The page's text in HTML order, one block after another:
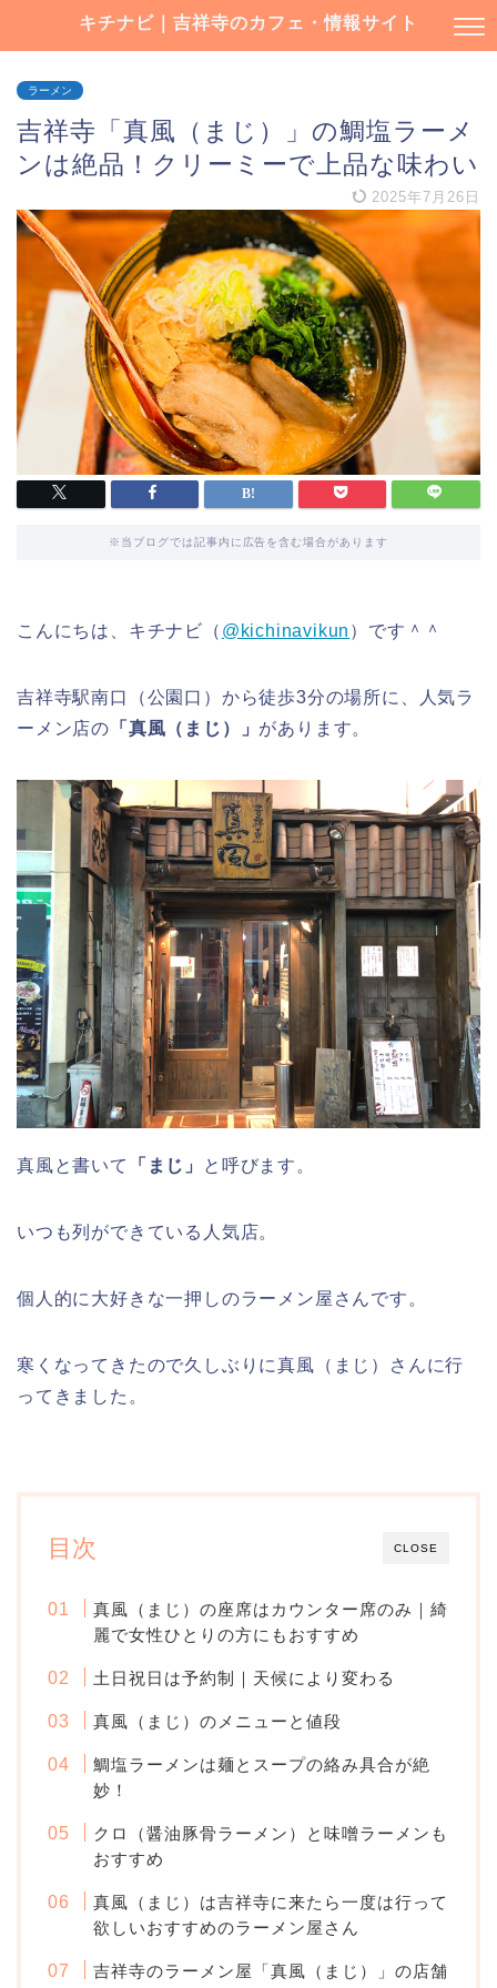
キチナビ｜吉祥寺のカフェ・情報サイト
ラーメン
吉祥寺「真風（まじ）」の鯛塩ラーメ
ンは絶品！クリーミーで上品な味わい
2025年7月26日
※当ブログでは記事内に広告を含む場合があります
こんにちは、キチナビ（ @kichinavikun ）です＾＾
吉祥寺駅南口（公園口）から徒歩3分の場所に、人気ラ
ーメン店の 「真風（まじ）」 があります。
真風と書いて 「まじ」 と呼びます。
いつも列ができている人気店。
個人的に大好きな一押しのラーメン屋さんです。
寒くなってきたので久しぶりに真風（まじ）さんに行
ってきました。
CLOSE
目次
真風（まじ）の座席はカウンター席のみ｜綺
麗で女性ひとりの方にもおすすめ
土日祝日は予約制｜天候により変わる
真風（まじ）のメニューと値段
鯛塩ラーメンは麺とスープの絡み具合が絶
妙！
クロ（醤油豚骨ラーメン）と味噌ラーメンも
おすすめ
真風（まじ）は吉祥寺に来たら一度は行って
欲しいおすすめのラーメン屋さん
吉祥寺のラーメン屋「真風（まじ）」の店舗